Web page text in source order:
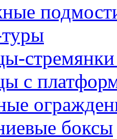
стремянки
с
боксы